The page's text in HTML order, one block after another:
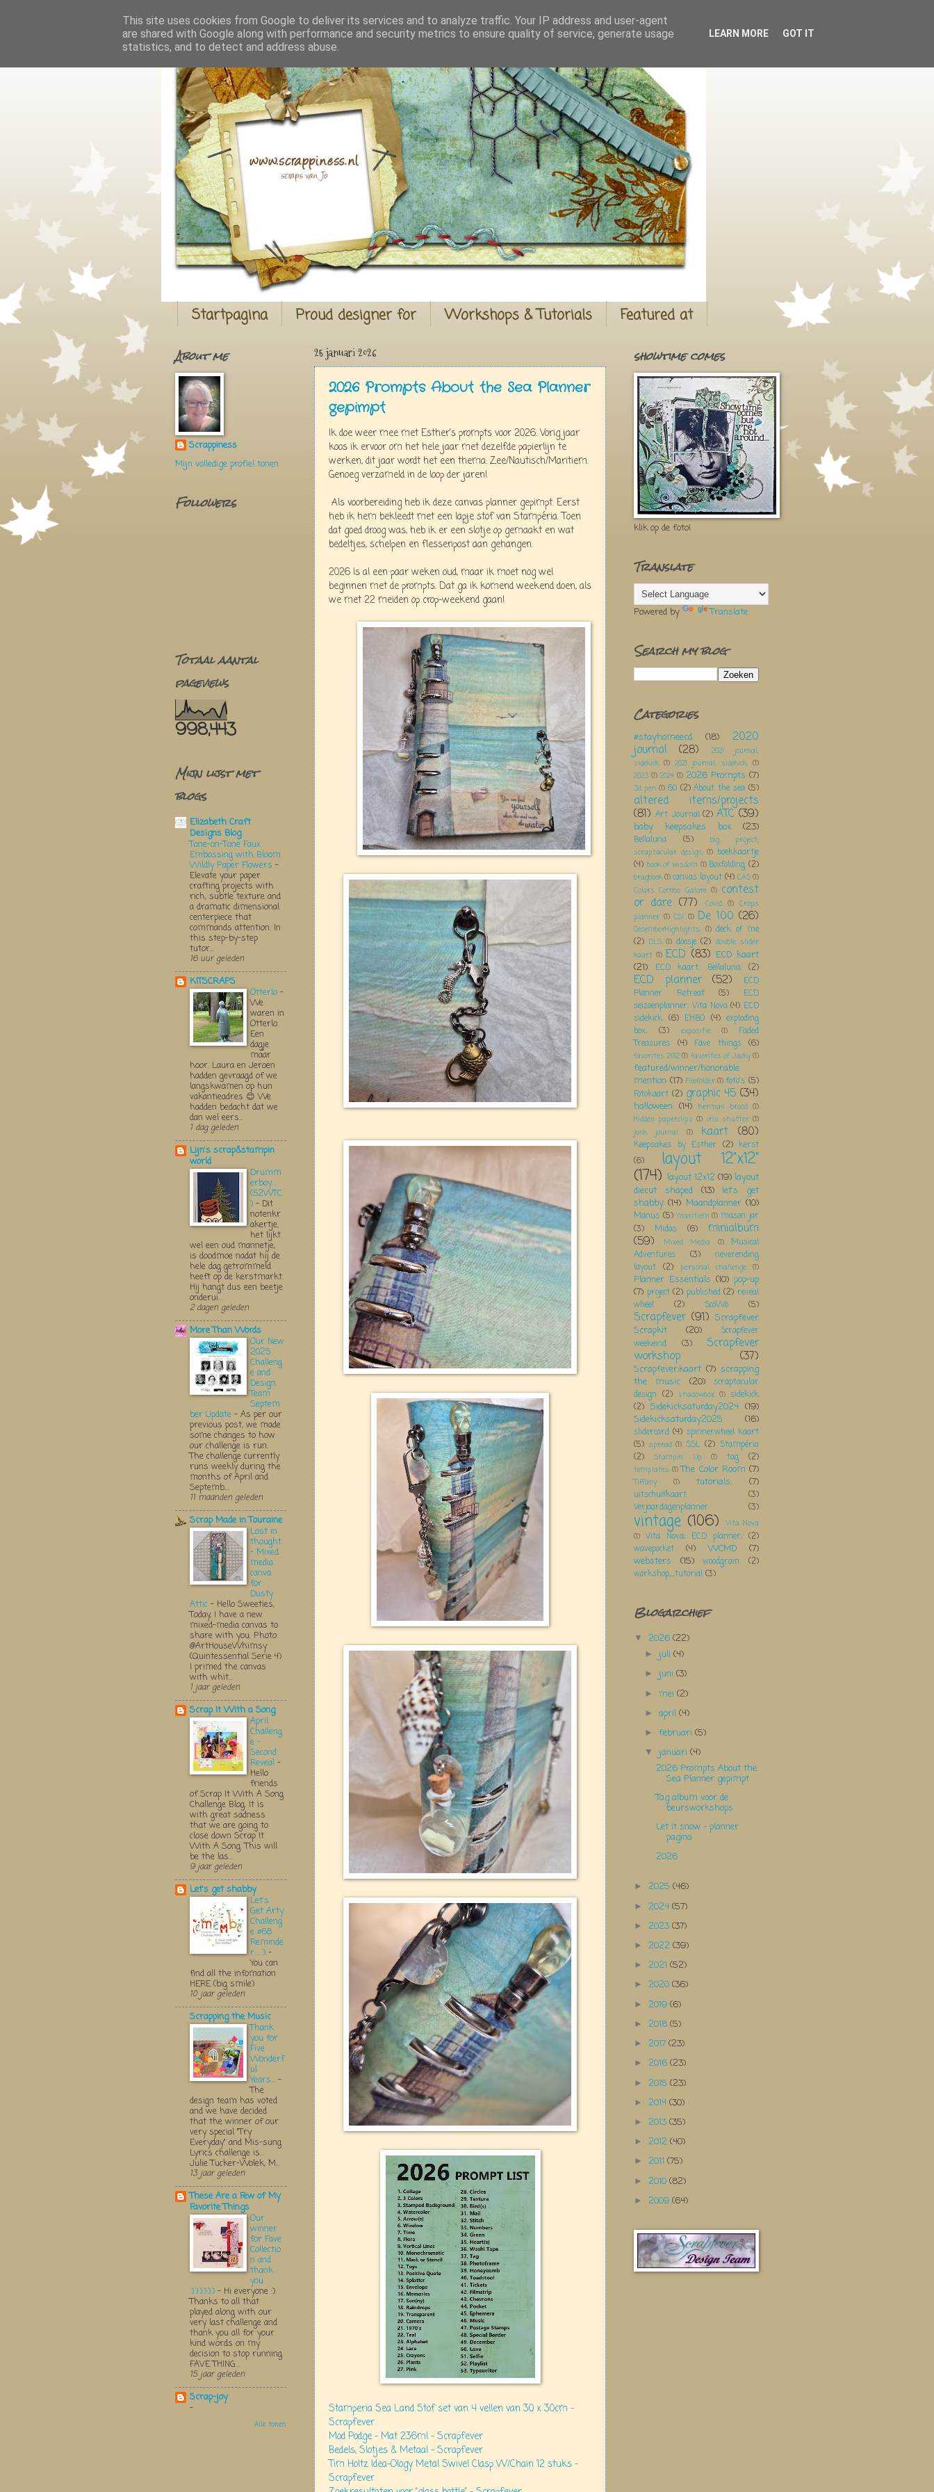
Startpagina Proud designer for Workshops & Tutorials Featured at
25 januari 2026
2026 Prompts About the Sea Planner
gepimpt
Ik doe weer mee met Esther's prompts voor 2026. Vorig jaar
koos ik ervoor om het hele jaar met dezelfde papierlijn te
werken, dit jaar wordt het een thema: Zee/Nautisch/Maritiem.
Genoeg verzameld in de loop der jaren!
Als voorbereiding heb ik deze canvas planner gepimpt. Eerst
heb ik hem bekleedt met een lapje stof van Stampéria. Toen
dat goed droog was, heb ik er een slotje op gemaakt en wat
bedeltjes, schelpen en flessenpost aan gehangen.
2026 Is al een paar weken oud, maar ik moet nog wel
beginnen met de prompts. Dat ga ik komend weekend doen, als
we met 22 meiden op crop-weekend gaan!
Stamperia Sea Land Stof set van 4 vellen van 30 x 30cm –
Scrapfever
Mod Podge – Mat 236ml – Scrapfever
Bedels, Slotjes & Metaal – Scrapfever
Tim Holtz Idea-Ology Metal Swivel Clasp W/Chain 12 stuks –
Scrapfever
About me
Scrappiness
Mijn volledige profiel tonen
Followers
Totaal aantal
pageviews
998,443
Mijn lijst met
blogs
Elizabeth Craft
Designs Blog
Tone-on-Tone Faux
Embossing with Bloom
Wildly Paper Flowers -
Elevate your paper
crafting projects with
rich, subtle texture and
a dramatic dimensional
centerpiece that
commands attention. In
this step-by-step
tutor...
16 uur geleden
KITSCRAPS
Otterlo -
We
waren in
Otterlo.
Een
dagje
maar
hoor. Laura en Jeroen
hadden gevraagd of we
langskwamen op hun
vakantieadres 😊 We
hadden bedacht dat we
dan wel eers...
1 dag geleden
Lijn's scrap&stampin
world
Drumm
erboy....
(52WTC
) - Dit
notenkr
akertje,
het lijkt
wel een oud mannetje,
is doodmoe nadat hij de
hele dag getrommeld
heeft op de kerstmarkt.
Hij hangt dus een beetje
onderui...
2 dagen geleden
More Than Words
Our New
2025
Challeng
e and
Design
Team
Septem
ber Update - As per our
previous post, we made
some changes to how
our challenge is run.
The challenge currently
runs weekly during the
months of April and
Septemb...
11 maanden geleden
Scrap Made in Touraine
Lost in
thought
- Mixed
media
canva
for
Dusty
Attic - Hello Sweeties,
Today, I have a new
mixed-media canvas to
share with you. Photo:
@ArtHouseWhimsy
(Quintessential Serie 4)
I primed the canvas
with whit...
1 jaar geleden
Scrap It With a Song
April
Challeng
e -
Second
Reveal -
Hello
friends
of Scrap It With A Song
Challenge Blog. It is
with great sadness
that we are going to
close down Scrap It
With A Song. This will
be the las...
9 jaar geleden
Let's get shabby
Let's
Get Arty
Challeng
e #68
Reminde
r.....:) -
You can
find all the infomation
HERE (big smile)
10 jaar geleden
Scrapping the Music
Thank
you for
Five
Wonderf
ul
Years... -
The
design team has voted
and we have decided
that the winner of our
very special "Try
Everyday" and Mis-sung
Lyrics challenge is...
Julie Tucker-Wolek, M...
13 jaar geleden
These Are a Few of My
Favorite Things
Our
winner
for Fave
Collectio
n and
thank
you
:):):):):):) - Hi everyone :)
Thanks to all that
played along with our
very last challenge and
thank you all for your
kind words on my
decision to stop running
FAVE THING...
15 jaar geleden
Scrap-joy
-
Alle tonen
showtime comes
klik op de foto!
Translate
Powered by Translate
Search my blog
Categories
#stayhomeecd (18) 2020
journal (28)
2021 journal;
sidekick (1) 2021 journal; sidekick; (1)
2023 (1) 2024 (1) 2026 Prompts (7)
3d pen (1) 60 (2) About the sea (5)
altered items/projects
(81) Art Journal (2) ATC (39)
baby keepsakes box (23)
Bellaluna (5)
big project;
scraptacular design; (1) boekkaartje
(4) book of wisdom (1) Boxfolding (2)
bragbook(1)canvas layout (4) CAS(1)
Colors Combo Galore (1) contest
or dare (77) Covid (1) Crops
planner (1) CSI (1) De 100 (26)
DecemberHighlights; (1) deck of me
(2) DLS (1) doosje (2) double slider
kaart (1) ECD (83) ECD kaart
(21)
ECD kaart; Bellaluna; (2)
ECD planner (52)
ECD
Planner Retreat
(5)
ECD
seizoenplanner; Vita Nova (4) ECD
sidekick (6) EHBO (4) exploding
box;
(3) expositie (1)
Faded
Treasures
(4) Fave things (6)
favorites 2012 (1) favorites of Jacky (1)
featured/winner/honorable
mention (17) Filefolder (1) foto's (5)
Fotokaart (2) graphic 45 (34)
halloween (14) herman brood (1)
Hidden paperclips (1) iris shutter (1)
junk journal
(1) kaart (80)
Keepsakes by Esther (2) kerst
(6)
layout 12"x12"
(174) layout 12x12 (19) layout
diecut shaped
(13)
let's get
shabby (14) Maandplanner (10)
Manus (5) maritiem (1) mason jar
(3)
Midas (6) minialbum
(59) Mixed Media (1)
Musical
Adventures
(3)
neverending
layout (2) personal challenge (1)
Planner Essentials (10) pop-up
(7) project (2) published (2) reveal
wheel
(2) ScoWo (5)
Scrapfever (91) Scrapfever
Scrapkit
(20)
Scrapfever
weekeind
(3) Scrapfever
workshop (37)
Scrapfever;kaart (7) scrapping
the music
(20)
scraptacular
design (2) shadowbox (1) sidekick
(2) Sidekicksaturday2024 (19)
Sidekicksaturday2025
(16)
slidercard (4) spinnerwheel kaart
(5) spread (1) SSL (2) Stampéria
(2)
Stampin' Up (1) tag (2)
templates (1) The Color Room (7)
Tiffany (1) tutorials; (7)
uitschuifkaart
(3)
Verjaardagenplanner
(3)
vintage (106)
Vita Nova
(1) Vita Nova; ECD planner; (2)
wavepocket
(4) WCMD
(7)
websters
(15) woodgrain
(2)
workshop_tutorial (3)
Blogarchief
▼ 2026 (22)
► juli(4)
► juni(3)
► mei(2)
►april(4)
►februari(5)
▼ januari(4)
2026 Prompts About the
Sea Planner gepimpt
Tag album voor de
beursworkshops
Let it snow - planner
pagina
2026
► 2025 (46)
► 2024 (57)
► 2023 (37)
► 2022 (39)
► 2021 (52)
► 2020 (36)
► 2019 (6)
► 2018 (5)
► 2017 (23)
► 2016 (23)
► 2015 (23)
► 2014 (30)
► 2013 (35)
► 2012 (40)
► 2011 (75)
► 2010 (82)
► 2009 (64)
This site uses cookies from Google to deliver its services and to analyze traffic. Your IP address and user-agent
are shared with Google along with performance and security metrics to ensure quality of service, generate usage
statistics, and to detect and address abuse.
LEARN MORE GOT IT